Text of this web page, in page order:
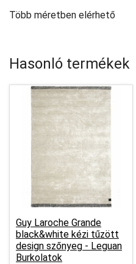
Több méretben elérhető
Hasonló termékek
Guy Laroche Grande
black&white kézi tűzött
design szőnyeg - Leguan
Burkolatok